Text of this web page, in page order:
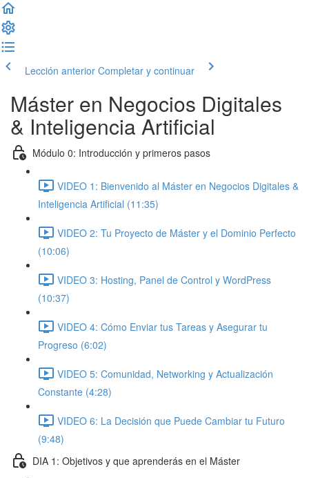
Lección anterior Completar y continuar
Máster en Negocios Digitales
& Inteligencia Artificial
Módulo 0: Introducción y primeros pasos
VIDEO 1: Bienvenido al Máster en Negocios Digitales &
Inteligencia Artificial (11:35)
VIDEO 2: Tu Proyecto de Máster y el Dominio Perfecto
(10:06)
VIDEO 3: Hosting, Panel de Control y WordPress
(10:37)
VIDEO 4: Cómo Enviar tus Tareas y Asegurar tu
Progreso (6:02)
VIDEO 5: Comunidad, Networking y Actualización
Constante (4:28)
VIDEO 6: La Decisión que Puede Cambiar tu Futuro
(9:48)
DIA 1: Objetivos y que aprenderás en el Máster